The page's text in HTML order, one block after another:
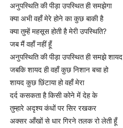
अनुपस्थिति की पीड़ा उपस्थित ही समझेगा
क्या अभी वहाँ मेरे होने का कुछ बाकी है
क्या तुम्हें महसूस होती है मेरी उपस्थिति?
जब मैं वहाँ नहीं हूँ
अनुपस्थिति की पीड़ा उपस्थित ही समझे शायद
जबकि शायद ही वहाँ कुछ निशान बचा हो
शायद कुछ छिंटाया हो वहाँ मेरा
दर्द कसकता है किसी कोने में देह के
तुम्हारे अदृश्य कंधों पर सिर रखकर
अक्सर आँखों से धार गिरने तलक रो लेती हूँ